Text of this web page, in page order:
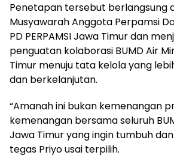
Penetapan tersebut berlangsung
Musyawarah Anggota Perpamsi
PD PERPAMSI Jawa Timur dan
penguatan kolaborasi BUMD Air
Timur menuju tata kelola yang
dan berkelanjutan.
“Amanah ini bukan kemenangan
kemenangan bersama seluruh
Jawa Timur yang ingin tumbuh
tegas Priyo usai terpilih.